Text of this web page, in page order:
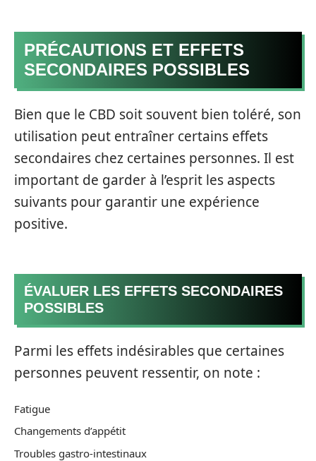
PRÉCAUTIONS ET EFFETS
SECONDAIRES POSSIBLES
Bien que le CBD soit souvent bien toléré, son
utilisation peut entraîner certains effets
secondaires chez certaines personnes. Il est
important de garder à l’esprit les aspects
suivants pour garantir une expérience
positive.
ÉVALUER LES EFFETS SECONDAIRES
POSSIBLES
Parmi les effets indésirables que certaines
personnes peuvent ressentir, on note :
Fatigue
Changements d’appétit
Troubles gastro-intestinaux